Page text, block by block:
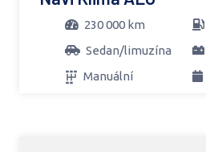
230 000 km
Sedan/limuzína
Manuální